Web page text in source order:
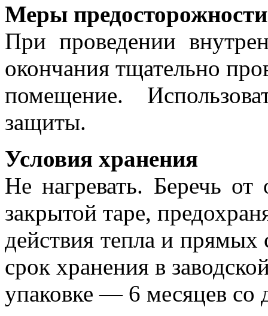
Меры предосторожности
При проведении
окончания тщательно
помещение.
защиты.
Условия хранения
Не нагревать. Беречь
закрытой таре,
действия тепла и
срок хранения в
упаковке — 6 месяцев со